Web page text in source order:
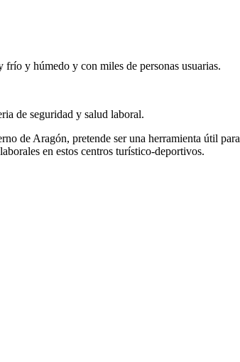
frío y húmedo y con miles de personas usuarias.
de seguridad y salud laboral.
de Aragón, pretende ser una herramienta útil para
en estos centros turístico-deportivos.